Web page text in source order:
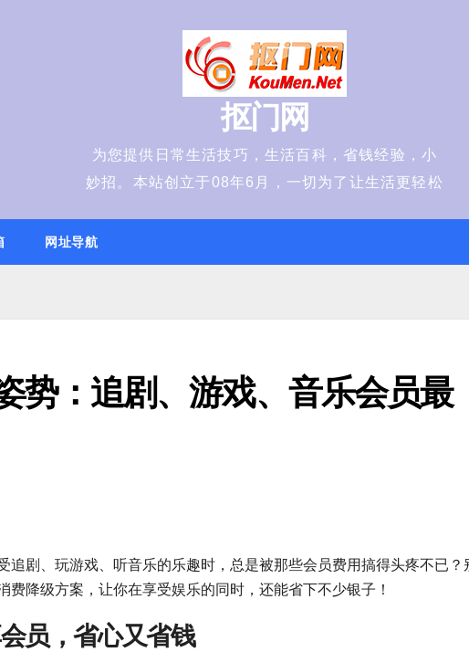
抠门网
为您提供日常生活技巧，生活百科，省钱经验，小
妙招。本站创立于08年6月，一切为了让生活更轻松
网址导航
势：追剧、游戏、音乐会员最
追剧、玩游戏、听音乐的乐趣时，总是被那些会员费用搞得头疼不已？
降级方案，让你在享受娱乐的同时，还能省下不少银子！
员，省心又省钱